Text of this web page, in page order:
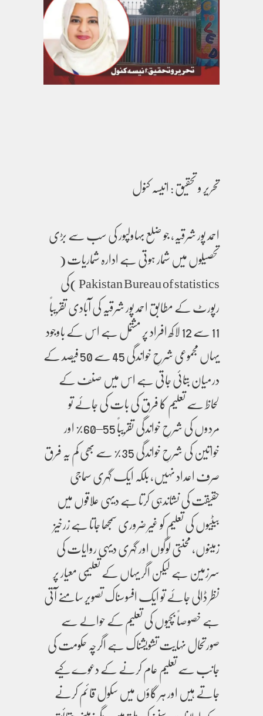
تحریر و تحقیق : انیسہ کنول
احمد پور شرقیہ، جو ضلع بہاولپور کی سب سے بڑی
تحصیلوں میں شمار ہوتی ہے ادارہ شماریات (
Pakistan Bureau of statistics )کی
رپورٹ کے مطابق احمد پور شرقیہ کی آبادی تقریباً
11 سے 12 لاکھ افراد پر مشتمل ہے اس کے باوجود
یہاں مجموعی شرحِ خواندگی 45 سے 50 فیصد کے
درمیان بتائی جاتی ہے اس میں صنف کے
لحاظ سے تعلیم کا فرق کی بات کی جائے تو
مردوں کی شرحِ خواندگی تقریباً 55–60٪ اور
خواتین کی شرحِ خواندگی 35٪ سے بھی کم یہ فرق
صرف اعداد نہیں، بلکہ ایک گہری سماجی
حقیقت کی نشاندہی کرتا ہے دیہی علاقوں میں
بیٹیوں کی تعلیم کو غیر ضروری سمجھا جاتا ہے زرخیز
زمینوں، محنتی لوگوں اور گہری دیہی روایات کی
سرزمین ہے لیکن اگر یہاں کے تعلیمی معیار پر
نظر ڈالی جائے تو ایک افسوسناک تصویر سامنے آتی
ہے خصوصاً بچیوں کی تعلیم کے حوالے سے
صورتحال نہایت تشویشناک ہے اگرچہ حکومت کی
جانب سے تعلیم عام کرنے کے دعوے کیے
جاتے ہیں اور ہر گاؤں میں سکول قائم کرنے